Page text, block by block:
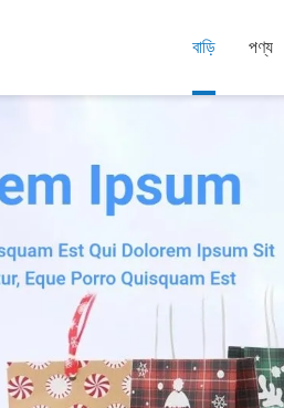
বাড়ি পণ্য